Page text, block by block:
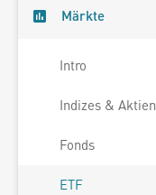
Märkte
Intro
Indizes & Aktien
Fonds
ETF